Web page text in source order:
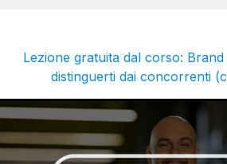
Lezione gratuita dal corso:
distinguerti dai concorrenti